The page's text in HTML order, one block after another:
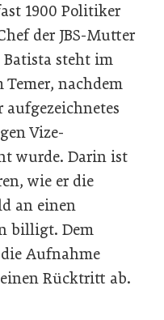
1900 Politiker
der JBS-Mutter
Batista steht im
Temer, nachdem
aufgezeichnetes
Vize-
wurde. Darin ist
wie er die
an einen
billigt. Dem
Aufnahme
Rücktritt ab.